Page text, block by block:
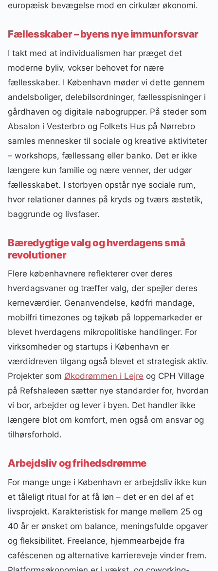
europæisk bevægelse mod en cirkulær økonomi.
Fællesskaber – byens nye immunforsvar
I takt med at individualismen har præget det
moderne byliv, vokser behovet for nære
fællesskaber. I København møder vi dette gennem
andelsboliger, delebilsordninger, fællesspisninger i
gårdhaven og digitale nabogrupper. På steder som
Absalon i Vesterbro og Folkets Hus på Nørrebro
samles mennesker til sociale og kreative aktiviteter
– workshops, fællessang eller banko. Det er ikke
længere kun familie og nære venner, der udgør
fællesskabet. I storbyen opstår nye sociale rum,
hvor relationer dannes på kryds og tværs æstetik,
baggrunde og livsfaser.
Bæredygtige valg og hverdagens små
revolutioner
Flere københavnere reflekterer over deres
hverdagsvaner og træffer valg, der spejler deres
kerneværdier. Genanvendelse, kødfri mandage,
mobilfri timezones og tøjkøb på loppemarkeder er
blevet hverdagens mikropolitiske handlinger. For
virksomheder og startups i København er
værdidreven tilgang også blevet et strategisk aktiv.
Projekter som Økodrømmen i Lejre og CPH Village
på Refshaleøen sætter nye standarder for, hvordan
vi bor, arbejder og lever i byen. Det handler ikke
længere blot om komfort, men også om ansvar og
tilhørsforhold.
Arbejdsliv og frihedsdrømme
For mange unge i København er arbejdsliv ikke kun
et tåleligt ritual for at få løn – det er en del af et
livsprojekt. Karakteristisk for mange mellem 25 og
40 år er ønsket om balance, meningsfulde opgaver
og fleksibilitet. Freelance, hjemmearbejde fra
caféscenen og alternative karriereveje vinder frem.